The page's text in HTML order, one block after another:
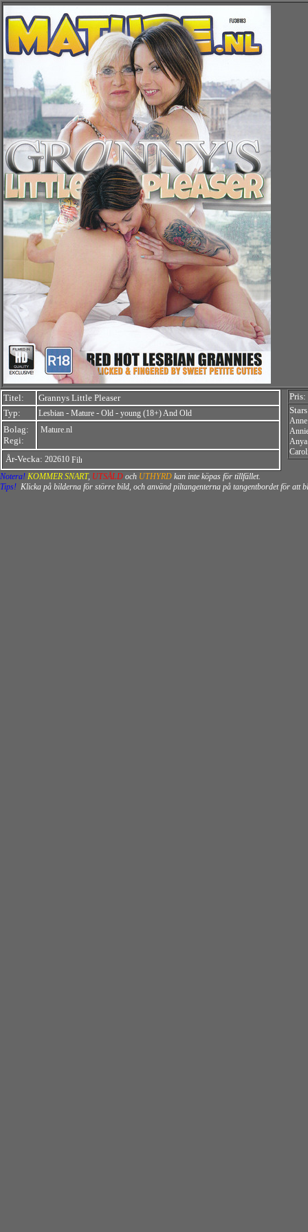
Titel:
Grannys Little Pleaser
Typ:
Lesbian - Mature - Old - young (18+) And Old
Bolag:
Regi:
Mature.nl
År-Vecka: 202610
Anne
Anya
Notera! KOMMER SNART, UTSÅLD och UTHYRD kan inte köpas för tillfället.
Tips! Klicka på bilderna för större bild, och använd piltangenterna på tangentbordet för att